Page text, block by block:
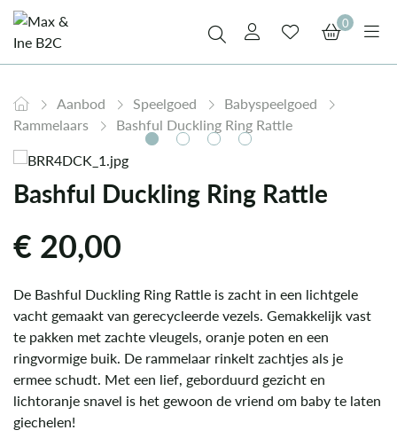
0
Aanbod Speelgoed
Babyspeelgoed
Rammelaars
Bashful Duckling Ring Rattle
Bashful Duckling Ring Rattle
€20,00
De Bashful Duckling Ring Rattle is zacht in een lichtgele
vacht gemaakt van gerecycleerde vezels. Gemakkelijk vast
te pakken met zachte vleugels, oranje poten en een
ringvormige buik. De rammelaar rinkelt zachtjes als je
ermee schudt. Met een lief, geborduurd gezicht en
lichtoranje snavel is het gewoon de vriend om baby te laten
giechelen!